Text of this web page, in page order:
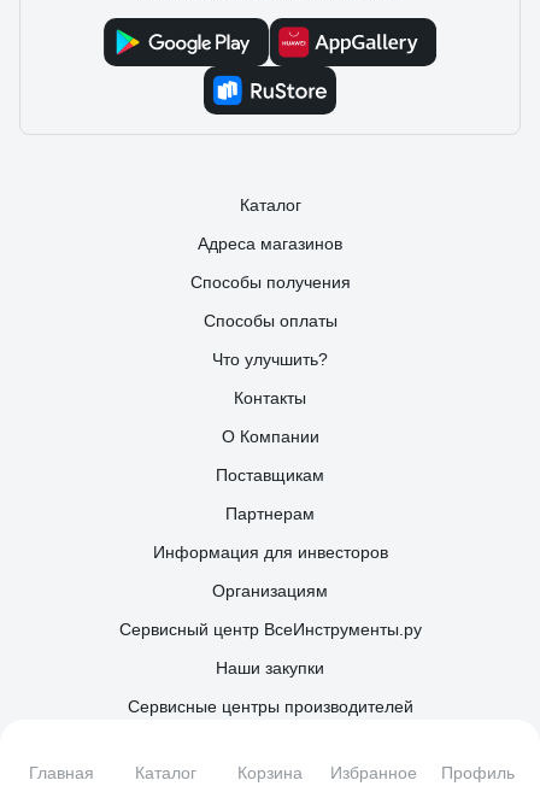
Главная Каталог Корзина Избранное Профиль
Каталог
Адреса магазинов
Способы получения
Способы оплаты
Что улучшить?
Контакты
О Компании
Поставщикам
Партнерам
Информация для инвесторов
Организациям
Сервисный центр ВсеИнструменты.ру
Наши закупки
Сервисные центры производителей
Каталог товаров